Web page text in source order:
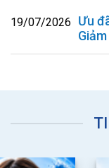
19/07/2026
Ưu